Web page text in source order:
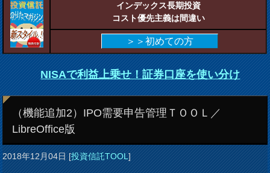
インデックス長期投資
コスト優先主義は間違い
＞＞初めての方
NISAで利益上乗せ！証券口座を使い分け
（機能追加2）IPO需要申告管理ＴＯＯＬ／
LibreOffice版
2018年12月04日[投資信託TOOL]